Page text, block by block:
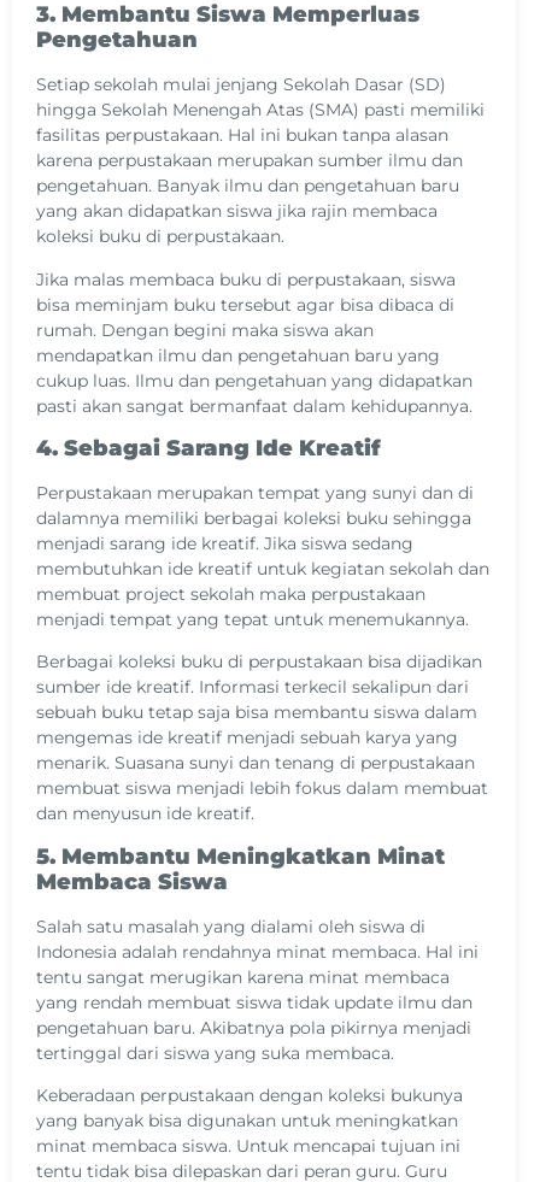
3. Membantu Siswa Memperluas
Pengetahuan
Setiap sekolah mulai jenjang Sekolah Dasar (SD)
hingga Sekolah Menengah Atas (SMA) pasti memiliki
fasilitas perpustakaan. Hal ini bukan tanpa alasan
karena perpustakaan merupakan sumber ilmu dan
pengetahuan. Banyak ilmu dan pengetahuan baru
yang akan didapatkan siswa jika rajin membaca
koleksi buku di perpustakaan.
Jika malas membaca buku di perpustakaan, siswa
bisa meminjam buku tersebut agar bisa dibaca di
rumah. Dengan begini maka siswa akan
mendapatkan ilmu dan pengetahuan baru yang
cukup luas. Ilmu dan pengetahuan yang didapatkan
pasti akan sangat bermanfaat dalam kehidupannya.
4. Sebagai Sarang Ide Kreatif
Perpustakaan merupakan tempat yang sunyi dan di
dalamnya memiliki berbagai koleksi buku sehingga
menjadi sarang ide kreatif. Jika siswa sedang
membutuhkan ide kreatif untuk kegiatan sekolah dan
membuat project sekolah maka perpustakaan
menjadi tempat yang tepat untuk menemukannya.
Berbagai koleksi buku di perpustakaan bisa dijadikan
sumber ide kreatif. Informasi terkecil sekalipun dari
sebuah buku tetap saja bisa membantu siswa dalam
mengemas ide kreatif menjadi sebuah karya yang
menarik. Suasana sunyi dan tenang di perpustakaan
membuat siswa menjadi lebih fokus dalam membuat
dan menyusun ide kreatif.
5. Membantu Meningkatkan Minat
Membaca Siswa
Salah satu masalah yang dialami oleh siswa di
Indonesia adalah rendahnya minat membaca. Hal ini
tentu sangat merugikan karena minat membaca
yang rendah membuat siswa tidak update ilmu dan
pengetahuan baru. Akibatnya pola pikirnya menjadi
tertinggal dari siswa yang suka membaca.
Keberadaan perpustakaan dengan koleksi bukunya
yang banyak bisa digunakan untuk meningkatkan
minat membaca siswa. Untuk mencapai tujuan ini
tentu tidak bisa dilepaskan dari peran guru. Guru